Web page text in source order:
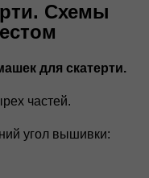
Схемы
для скатерти.
частей.
угол вышивки: